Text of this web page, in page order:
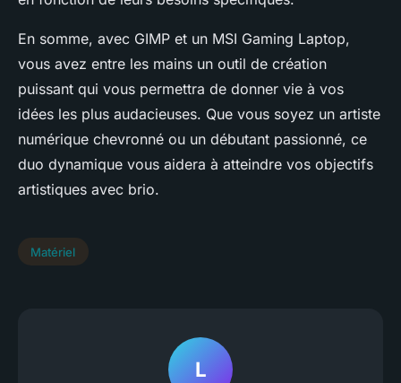
En somme, avec GIMP et un MSI Gaming Laptop,
vous avez entre les mains un outil de création
puissant qui vous permettra de donner vie à vos
idées les plus audacieuses. Que vous soyez un artiste
numérique chevronné ou un débutant passionné, ce
duo dynamique vous aidera à atteindre vos objectifs
artistiques avec brio.
Matériel
L